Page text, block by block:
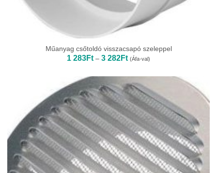
Műanyag csőtoldó visszacsapó szeleppel
1 283Ft – 3 282FtÁrtartomány:
1
-
3
282Ft
(Áfa-val)